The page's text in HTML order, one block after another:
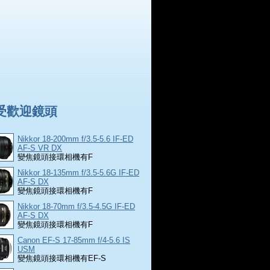
歡迎鏡頭
Nikkor 18-200mm f/3.5-5.6 IF-ED
AF-S VR DX
變焦鏡頭接環相機有F
Nikkor 18-135mm f/3.5-5.6G IF-ED
AF-S DX
變焦鏡頭接環相機有F
Nikkor 18-70mm f/3.5-4.5G IF-ED
AF-S DX
變焦鏡頭接環相機有F
Canon EF-S 17-85mm f/4-5.6 IS
USM
變焦鏡頭接環相機有EF-S